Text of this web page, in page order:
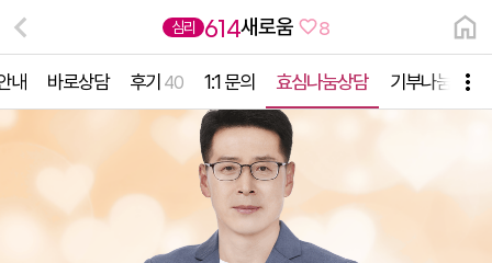
심리 614새로움 8
내 바로상담 후기 40 1:1 문의 효심나눔상담 기부나눔상담